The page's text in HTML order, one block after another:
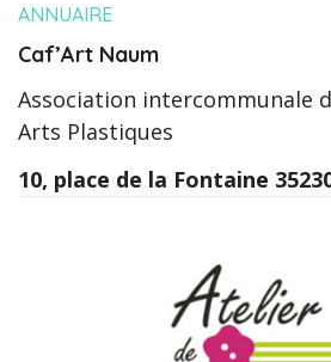
ANNUAIRE
Caf’Art Naum
Association intercommunale
Arts Plastiques
10, place de la Fontaine